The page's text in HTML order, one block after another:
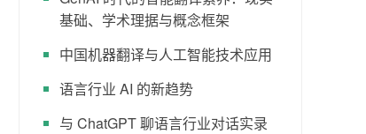
基础、学术理据与概念框架
中国机器翻译与人工智能技术应用
语言行业 AI 的新趋势
与 ChatGPT 聊语言行业对话实录